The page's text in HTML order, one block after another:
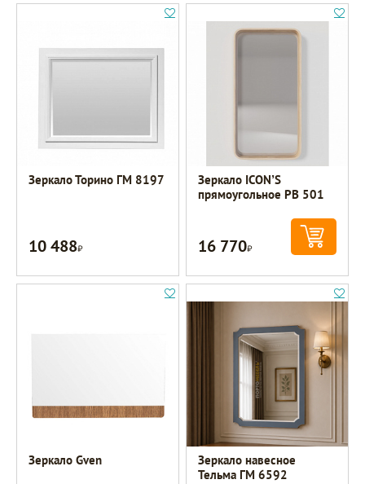
Зеркало Торино ГМ 8197
10 488Р
Зеркало ICON’S
прямоугольное РВ 501
16 770Р
Зеркало Gven
Зеркало навесное
Тельма ГМ 6592